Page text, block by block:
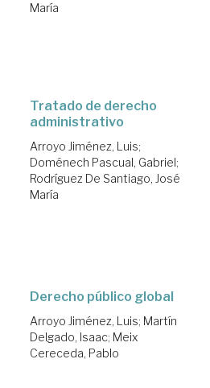
María
Tratado de derecho
administrativo
Arroyo Jiménez, Luis;
Doménech Pascual, Gabriel;
Rodríguez De Santiago, José
María
Derecho público global
Arroyo Jiménez, Luis; Martín
Delgado, Isaac; Meix
Cereceda, Pablo